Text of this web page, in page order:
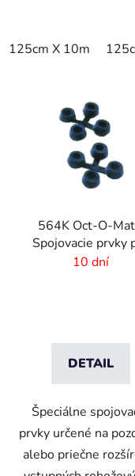
125cm X 10m
564K Oct-O-
Spojovacie prvky
rohožové systémy
10 dní
DETAIL
Špeciálne
prvky určené na
alebo priečne